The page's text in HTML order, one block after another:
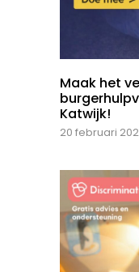
Maak het
Katwijk!
20 februari